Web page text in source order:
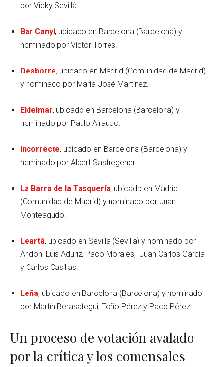
por Vicky Sevillà.
Bar Canyí, ubicado en Barcelona (Barcelona) y
nominado por Víctor Torres.
Desborre, ubicado en Madrid (Comunidad de Madrid)
y nominado por María José Martínez.
Eldelmar, ubicado en Barcelona (Barcelona) y
nominado por Paulo Airaudo.
Incorrecte, ubicado en Barcelona (Barcelona) y
nominado por Albert Sastregener.
La Barra de la Tasquería, ubicado en Madrid
(Comunidad de Madrid) y nominado por Juan
Monteagudo.
Leartá, ubicado en Sevilla (Sevilla) y nominado por
Andoni Luis Aduriz, Paco Morales, Juan Carlos García
y Carlos Casillas.
Leña, ubicado en Barcelona (Barcelona) y nominado
por Martín Berasategui, Toño Pérez y Paco Pérez.
Un proceso de votación avalado
por la crítica y los comensales